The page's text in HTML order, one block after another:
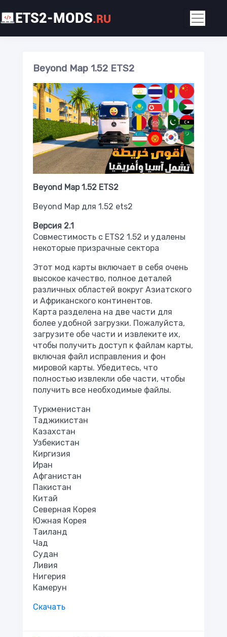
ETS2-MODS.RU
Beyond Map 1.52 ETS2
Beyond Map 1.52 ETS2
Beyond Map для 1.52 ets2
Версия 2.1
Совместимость с ETS2 1.52 и удалены
некоторые призрачные сектора
Этот мод карты включает в себя очень
высокое качество, полное деталей
различных областей вокруг Азиатского
и Африканского континентов.
Карта разделена на две части для
более удобной загрузки. Пожалуйста,
загрузите обе части и извлеките их,
чтобы получить доступ к файлам карты,
включая файл исправления и фон
мировой карты. Убедитесь, что
полностью извлекли обе части, чтобы
получить все необходимые файлы.
Туркменистан
Таджикистан
Казахстан
Узбекистан
Киргизия
Иран
Афганистан
Пакистан
Китай
Северная Корея
Южная Корея
Таиланд
Чад
Судан
Ливия
Нигерия
Камерун
Скачать